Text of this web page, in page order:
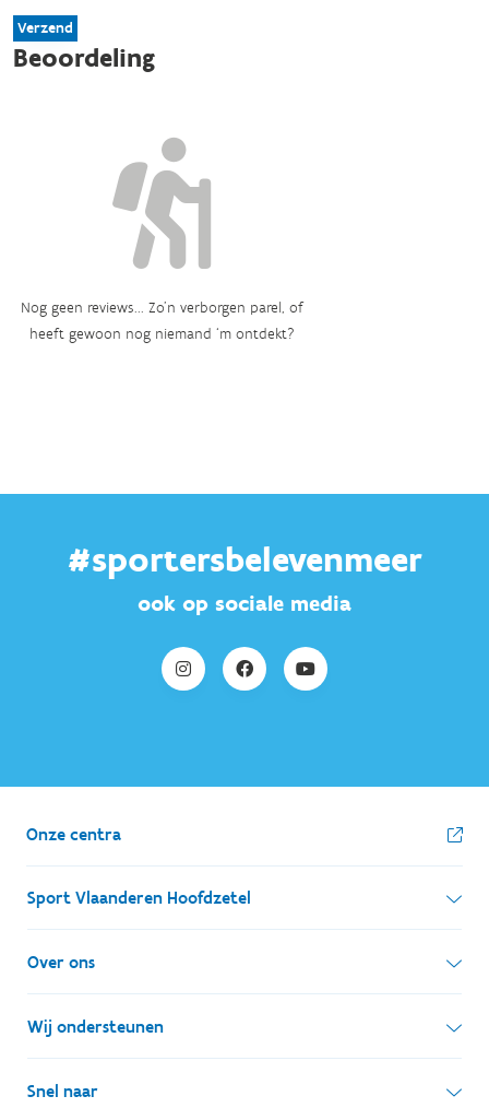
Verzend
Beoordeling
Nog geen reviews... Zo’n verborgen parel, of
heeft gewoon nog niemand ‘m ontdekt?
#sportersbelevenmeer
ook op sociale media
Onze centra
Sport Vlaanderen Hoofdzetel
Simon Bolivarlaan 17
1000 Brussel
Ondernemingsnummer: BE 0248.142.826
Over ons
Wie zijn we, wat doen we
Onze centra
Wij ondersteunen
Lokale besturen
Snel naar